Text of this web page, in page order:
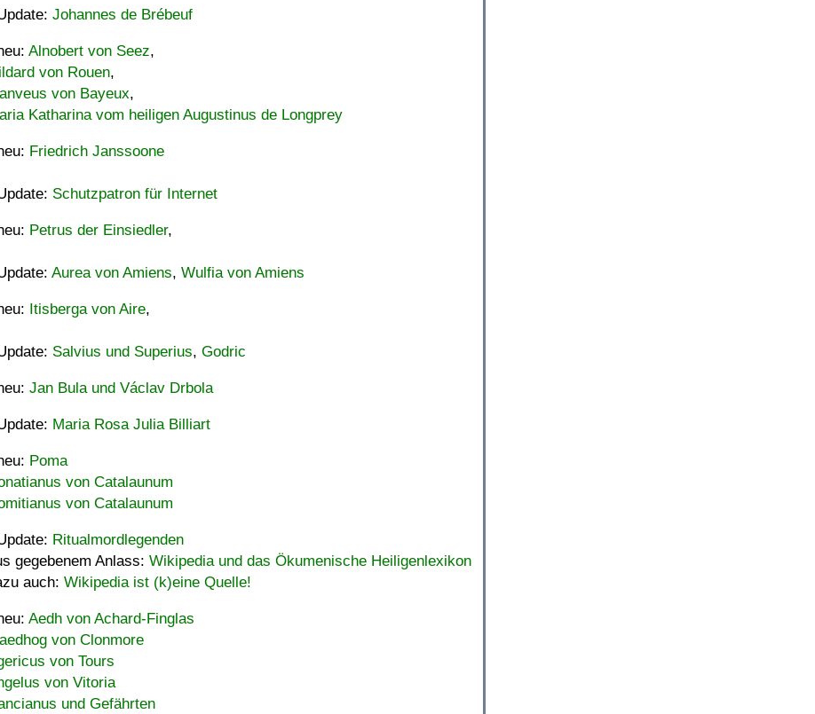
Johannes de Brébeuf
Alnobert von Seez,
von Rouen,
von Bayeux,
Katharina vom heiligen Augustinus de Longprey
Friedrich Janssoone
Schutzpatron für Internet
Petrus der Einsiedler,
Aurea von Amiens, Wulfia von Amiens
Itisberga von Aire,
Salvius und Superius, Godric
Jan Bula und Václav Drbola
Maria Rosa Julia Billiart
Poma
von Catalaunum
von Catalaunum
Ritualmordlegenden
gegebenem Anlass: Wikipedia und das Ökumenische Heiligenlexikon
auch: Wikipedia ist (k)eine Quelle!
Aedh von Achard-Finglas
von Clonmore
von Tours
von Vitoria
und Gefährten